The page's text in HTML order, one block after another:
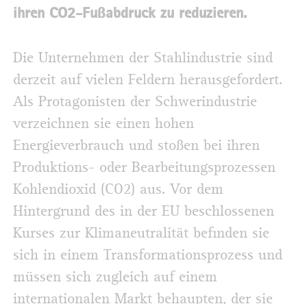
ihren CO2-Fußabdruck zu reduzieren.
Die Unternehmen der Stahlindustrie sind
derzeit auf vielen Feldern herausgefordert.
Als Protagonisten der Schwerindustrie
verzeichnen sie einen hohen
Energieverbrauch und stoßen bei ihren
Produktions- oder Bearbeitungsprozessen
Kohlendioxid (CO2) aus. Vor dem
Hintergrund des in der EU beschlossenen
Kurses zur Klimaneutralität befinden sie
sich in einem Transformationsprozess und
müssen sich zugleich auf einem
internationalen Markt behaupten, der sie